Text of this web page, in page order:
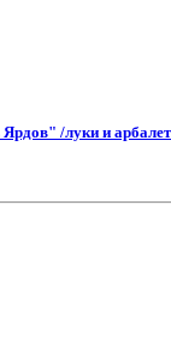
/луки и